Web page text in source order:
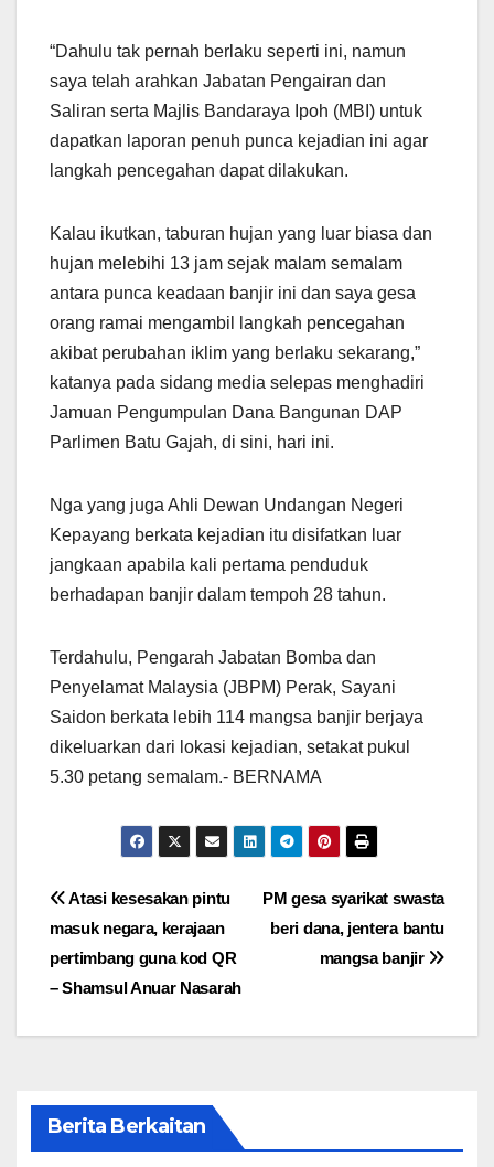
“Dahulu tak pernah berlaku seperti ini, namun
saya telah arahkan Jabatan Pengairan dan
Saliran serta Majlis Bandaraya Ipoh (MBI) untuk
dapatkan laporan penuh punca kejadian ini agar
langkah pencegahan dapat dilakukan.
Kalau ikutkan, taburan hujan yang luar biasa dan
hujan melebihi 13 jam sejak malam semalam
antara punca keadaan banjir ini dan saya gesa
orang ramai mengambil langkah pencegahan
akibat perubahan iklim yang berlaku sekarang,”
katanya pada sidang media selepas menghadiri
Jamuan Pengumpulan Dana Bangunan DAP
Parlimen Batu Gajah, di sini, hari ini.
Nga yang juga Ahli Dewan Undangan Negeri
Kepayang berkata kejadian itu disifatkan luar
jangkaan apabila kali pertama penduduk
berhadapan banjir dalam tempoh 28 tahun.
Terdahulu, Pengarah Jabatan Bomba dan
Penyelamat Malaysia (JBPM) Perak, Sayani
Saidon berkata lebih 114 mangsa banjir berjaya
dikeluarkan dari lokasi kejadian, setakat pukul
5.30 petang semalam.- BERNAMA
Post
navigation
PM gesa syarikat swasta
beri dana, jentera bantu
mangsa banjir
Atasi kesesakan pintu
masuk negara, kerajaan
pertimbang guna kod QR
– Shamsul Anuar Nasarah
Berita Berkaitan